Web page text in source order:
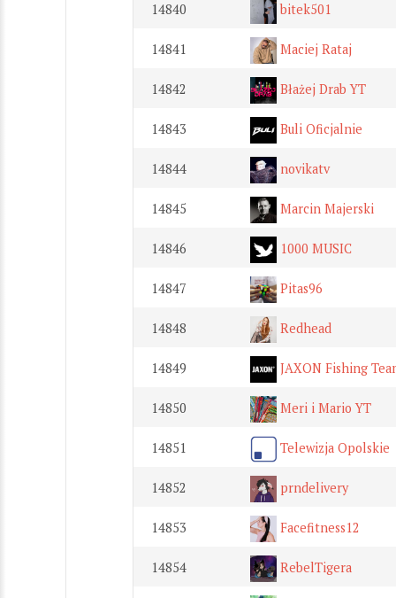
14840 bitek501
14841 Maciej Rataj
14842 Błażej Drab YT
14843 Buli Oficjalnie
14844 novikatv
14845 Marcin Majerski
14846 1000 MUSIC
14847 Pitas96
14848 Redhead
14849 JAXON Fishing
14850 Meri i Mario YT
14851 Telewizja Opolskie
14852 prndelivery
14853 Facefitness12
14854 RebelTigera